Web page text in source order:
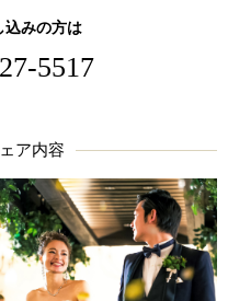
込みの方は
5517
ア内容